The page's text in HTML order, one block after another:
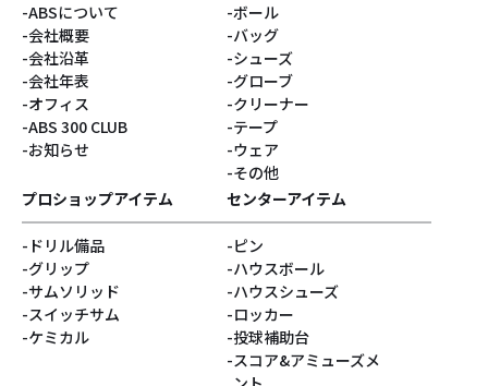
ABSについて
会社概要
会社沿革
会社年表
オフィス
ABS 300 CLUB
お知らせ
ボール
バッグ
シューズ
グローブ
クリーナー
テープ
ウェア
その他
プロショップアイテム
ドリル備品
グリップ
サムソリッド
スイッチサム
ケミカル
センターアイテム
ピン
ハウスボール
ハウスシューズ
ロッカー
投球補助台
スコア&アミューズメ